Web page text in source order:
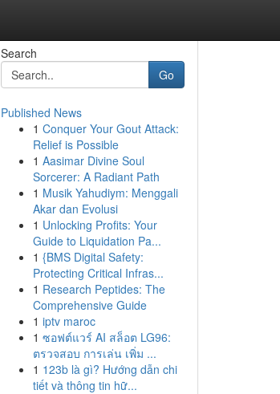
Search
Go
Published News
1 Conquer Your Gout Attack:
Relief is Possible
1 Aasimar Divine Soul
Sorcerer: A Radiant Path
1 Musik Yahudiym: Menggali
Akar dan Evolusi
1 Unlocking Profits: Your
Guide to Liquidation Pa...
1 {BMS Digital Safety:
Protecting Critical Infras...
1 Research Peptides: The
Comprehensive Guide
1 iptv maroc
1 ซอฟต์แวร์ AI สล็อต LG96:
ตรวจสอบ การเล่น เพิ่ม ...
1 123b là gì? Hướng dẫn chi
tiết và thông tin hữ...